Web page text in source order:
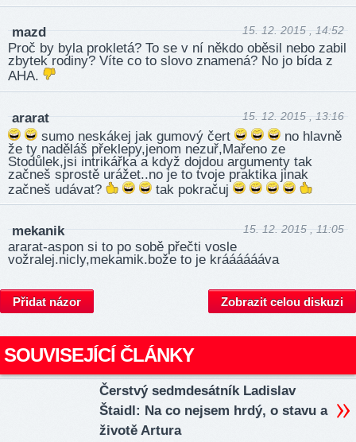
mazd 15. 12. 2015 , 14:52
Proč by byla prokletá? To se v ní někdo oběsil nebo zabil
zbytek rodiny? Víte co to slovo znamená? No jo bída z
AHA.
ararat 15. 12. 2015 , 13:16
sumo neskákej jak gumový čert
no hlavně
že ty naděláš překlepy,jenom nezuř,Mařeno ze
Stodůlek,jsi intrikářka a když dojdou argumenty tak
začneš sprostě urážet..no je to tvoje praktika jinak
začneš udávat?
tak pokračuj
mekanik 15. 12. 2015 , 11:05
ararat-aspon si to po sobě přečti vosle
vožralej.nicly,mekamik.bože to je krááááááva
Přidat názor Zobrazit celou diskuzi
SOUVISEJÍCÍ ČLÁNKY
Čerstvý sedmdesátník Ladislav
Štaidl: Na co nejsem hrdý, o stavu a
životě Artura